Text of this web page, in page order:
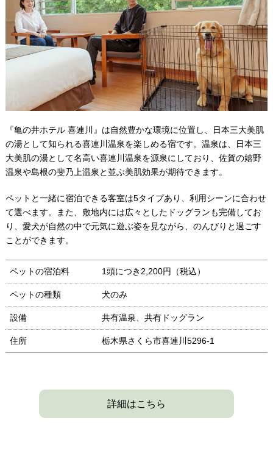
『亀の井ホテル 喜連川』は自然豊かな環境に位置し、日本三大美肌
の湯として知られる喜連川温泉を楽しめる宿です。温泉は、日本三
大美肌の湯として名高い喜連川温泉を源泉にしており、佐賀の嬉野
温泉や島根の斐乃上温泉と並ぶ美肌効果が期待できます。
ペットと一緒に宿泊できる客室は5タイプあり、利用シーンに合わせ
て選べます。また、敷地内には広々としたドッグランも完備してお
り、愛犬が自然の中で元気に遊ぶ姿を見ながら、のんびりと過ごす
ことができます。
ペットの宿泊料 1頭につき2,200円（税込）
ペットの種類 犬のみ
設備 共有温泉、共有ドッグラン
住所 栃木県さくら市喜連川5296-1
詳細はこちら